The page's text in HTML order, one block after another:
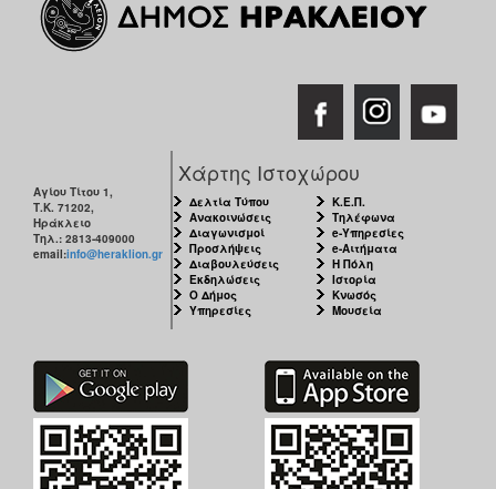
Αγίου Τίτου 1,
Τ.Κ. 71202,
Ηράκλειο
Τηλ.: 2813-409000
email:info@heraklion.gr
Χάρτης Ιστοχώρου
Δελτία Τύπου
Ανακοινώσεις
Διαγωνισμοί
Προσλήψεις
Διαβουλεύσεις
Εκδηλώσεις
Ο Δήμος
Υπηρεσίες
Κ.Ε.Π.
Τηλέφωνα
e-Υπηρεσίες
e-Αιτήματα
Η Πόλη
Ιστορία
Κνωσός
Μουσεία